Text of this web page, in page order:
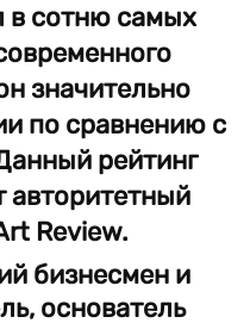
в сотню самых
значительно
по сравнению с
рейтинг
авторитетный
Review.
бизнесмен и
основатель